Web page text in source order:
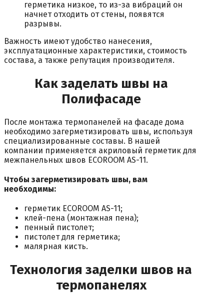
герметика низкое, то из-за вибраций он
начнет отходить от стены, появятся
разрывы.
Важность имеют удобство нанесения,
эксплуатационные характеристики, стоимость
состава, а также репутация производителя.
Как заделать швы на
Полифасаде
После монтажа термопанелей на фасаде дома
необходимо загерметизировать швы, используя
специализированные составы. В нашей
компании применяется акриловый герметик для
межпанельных швов ECOROOM AS-11.
Чтобы загерметизировать швы, вам
необходимы:
герметик ECOROOM AS-11;
клей-пена (монтажная пена);
пенный пистолет;
пистолет для герметика;
малярная кисть.
Технология заделки швов на
термопанелях